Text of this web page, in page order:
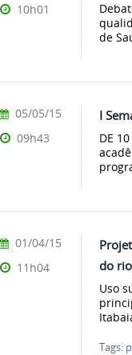
de
10h01
I
DE
05/05/15
09h43
do
Uso
Tags:
01/04/15
11h04